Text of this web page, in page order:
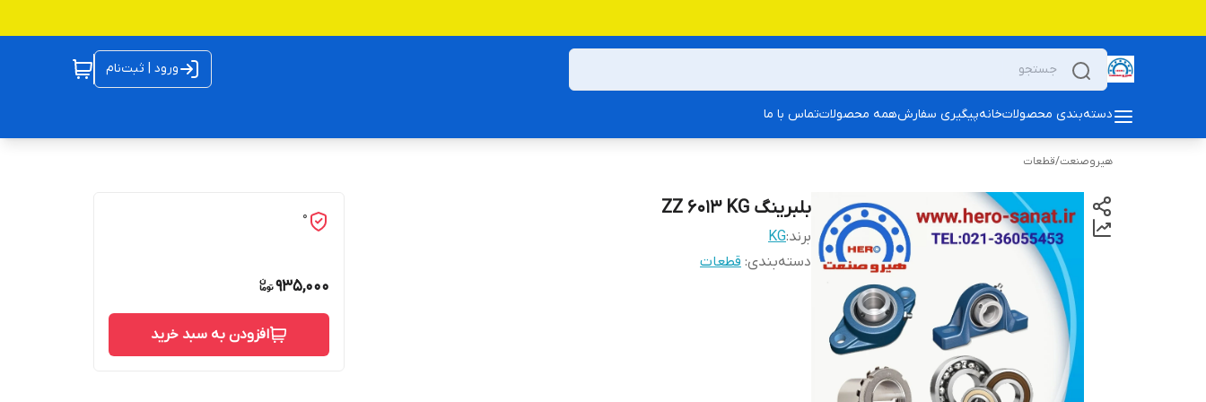
ورود | ثبت‌نام
دسته‌بندی محصولاتخانهپیگیری سفارشهمه محصولاتتماس با ما
هیروصنعت/قطعات
بلبرینگ ZZ 6013 KG
برند:KG
دسته‌بندی: قطعات
0
935,000
افزودن به سبد خرید